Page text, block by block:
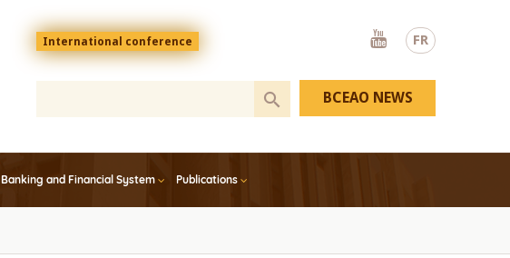
FR
Menu
top
En
International conference
Youtube
Banking and Financial System Publications
BCEAO NEWS